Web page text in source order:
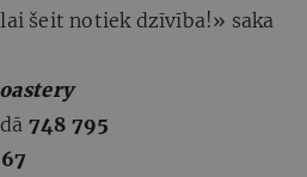
šeit notiek dzīvība!» saka
748 795